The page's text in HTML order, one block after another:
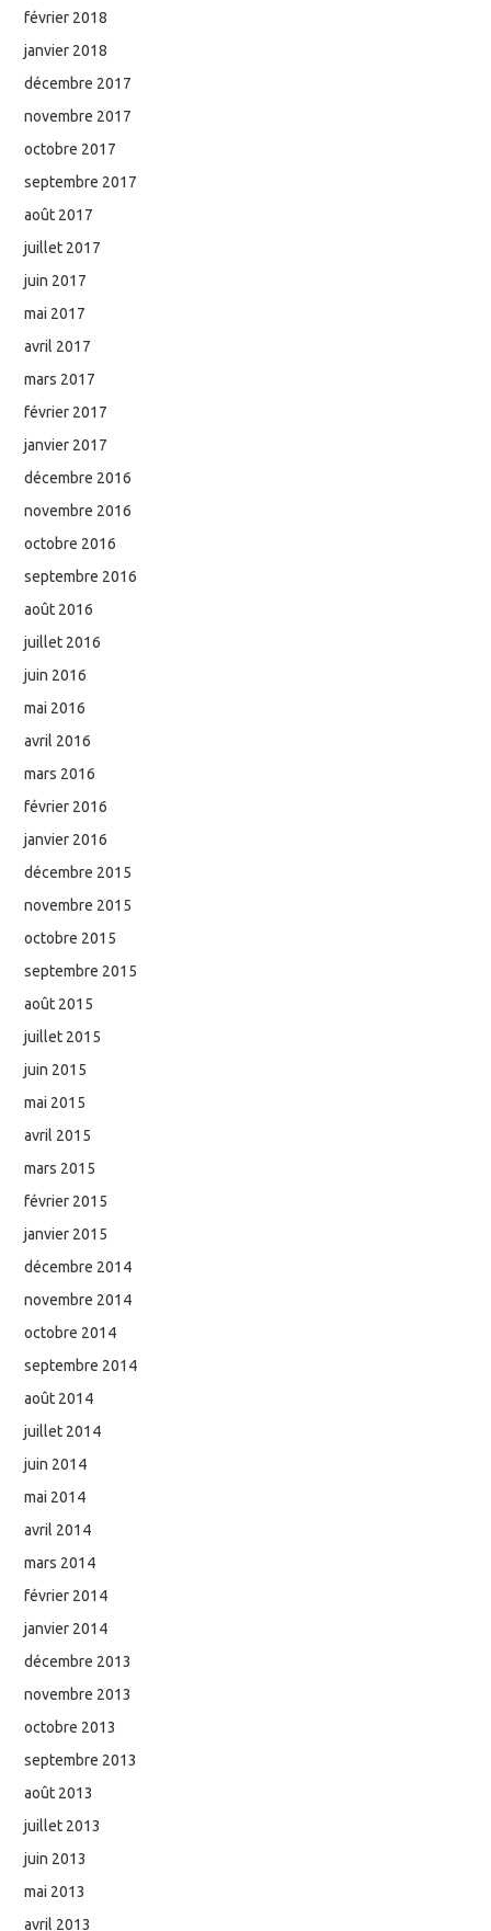
février 2018
janvier 2018
décembre 2017
novembre 2017
octobre 2017
septembre 2017
août 2017
juillet 2017
juin 2017
mai 2017
avril 2017
mars 2017
février 2017
janvier 2017
décembre 2016
novembre 2016
octobre 2016
septembre 2016
août 2016
juillet 2016
juin 2016
mai 2016
avril 2016
mars 2016
février 2016
janvier 2016
décembre 2015
novembre 2015
octobre 2015
septembre 2015
août 2015
juillet 2015
juin 2015
mai 2015
avril 2015
mars 2015
février 2015
janvier 2015
décembre 2014
novembre 2014
octobre 2014
septembre 2014
août 2014
juillet 2014
juin 2014
mai 2014
avril 2014
mars 2014
février 2014
janvier 2014
décembre 2013
novembre 2013
octobre 2013
septembre 2013
août 2013
juillet 2013
juin 2013
mai 2013
avril 2013